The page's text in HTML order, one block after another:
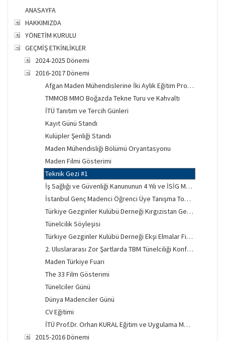
ANASAYFA
HAKKIMIZDA
YÖNETİM KURULU
GEÇMİŞ ETKİNLİKLER
2024-2025 Dönemi
2016-2017 Dönemi
Afgan Maden Mühendislerine İki Aylık Eğitim Projesi
TMMOB MMO Boğazda Tekne Turu ve Kahvaltı
İTÜ Tanıtım ve Tercih Günleri
Kayıt Günü Standı
Kulüpler Şenliği Standı
Maden Mühendisliği Bölümü Oryantasyonu
Maden Filmi Gösterimi
Teknik Gezi #1
İş Sağlığı ve Güvenliği Kanununun 4 Yılı ve İSİG Mücadelesi
İstanbul Genç Madenci Öğrenci Üye Tanışma Toplantısı
Türkiye Gezginler Kulübü Derneği Kırgızistan Gecesi
Tünelcilik Söyleşisi
Türkiye Gezginler Kulübü Derneği Ekşi Elmalar Film Gösterimi
2. Uluslararası Zor Şartlarda TBM Tünelciliği Konferansı
Maden Türkiye Fuarı
The 33 Film Gösterimi
Tünelciler Günü
Dünya Madenciler Günü
CV Eğitimi
İTÜ Prof.Dr. Orhan KURAL Eğitim ve Uygulama Merkezi Açılışı
2015-2016 Dönemi